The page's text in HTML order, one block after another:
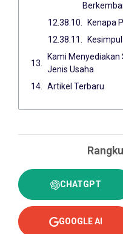
Kenapa
Kami
Jenis Usaha
Artikel Terbaru
CHATGPT
GOOGLE AI